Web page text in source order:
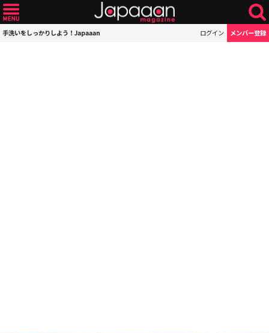
手洗いをしっかりしよう！Japaaan ログイン メンバー登録